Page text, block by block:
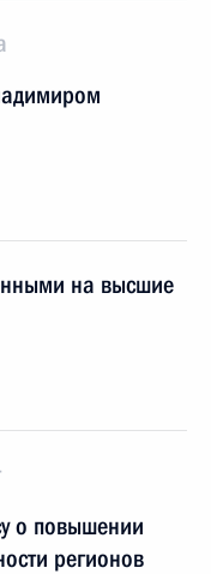
на высшие
о повышении
регионов